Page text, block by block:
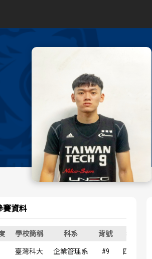
賽資料
學校簡稱 科系 背號 年級
臺灣科大 企業管理系 #9 四年級